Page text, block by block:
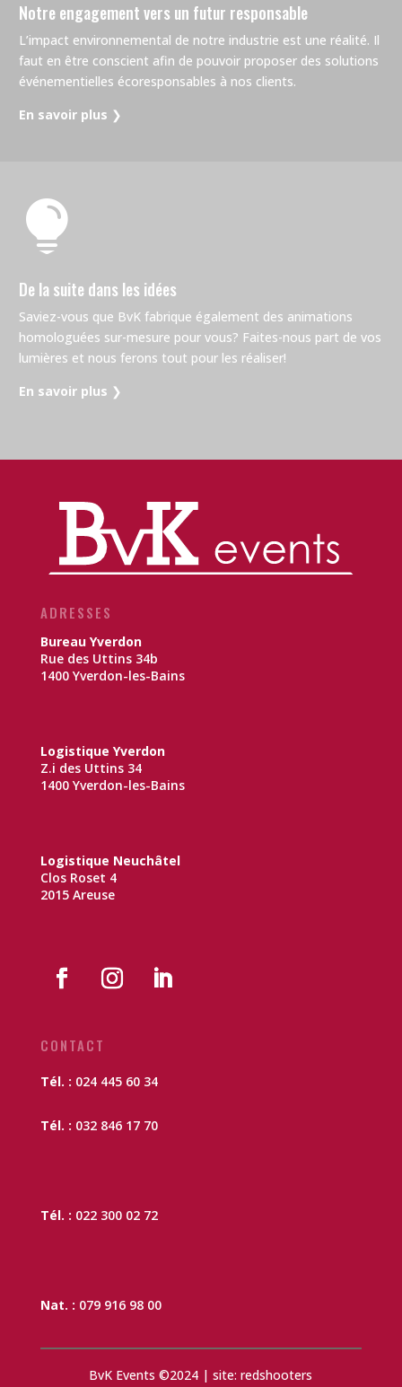
Notre engagement vers un futur responsable
L’impact environnemental de notre industrie est une réalité. Il
faut en être conscient afin de pouvoir proposer des solutions
événementielles écoresponsables à nos clients.
En savoir plus ❯

De la suite dans les idées
Saviez-vous que BvK fabrique également des animations
homologuées sur-mesure pour vous? Faites-nous part de vos
lumières et nous ferons tout pour les réaliser!
En savoir plus ❯
ADRESSES
Bureau Yverdon
Rue des Uttins 34b
1400 Yverdon-les-Bains
Logistique Yverdon
Z.i des Uttins 34
1400 Yverdon-les-Bains
Logistique Neuchâtel
Clos Roset 4
2015 Areuse
CONTACT
Tél. : 024 445 60 34
Tél. : 032 846 17 70
Tél. : 022 300 02 72
Nat. : 079 916 98 00
BvK Events ©2024 | site: redshooters